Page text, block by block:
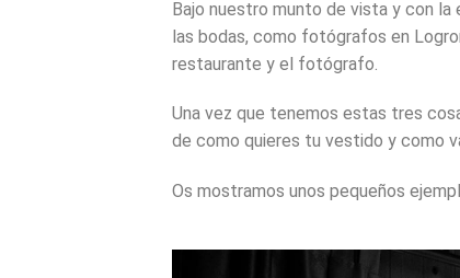
Bajo nuestro munto de vista y con la
las bodas, como fotógrafos en
restaurante y el fotógrafo.
Una vez que tenemos estas tres
de como quieres tu vestido y como
Os mostramos unos pequeños